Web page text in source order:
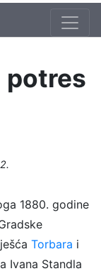
potres
1880. godine
Torbara i
Ivana Standla